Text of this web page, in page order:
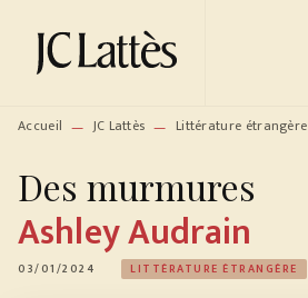
MENU RECHERCHE
PIED DE PAGE
Accueil — JC Lattès — Littérature étrangère
Des murmures
Ashley Audrain
03/01/2024 LITTÉRATURE ÉTRANGÈRE